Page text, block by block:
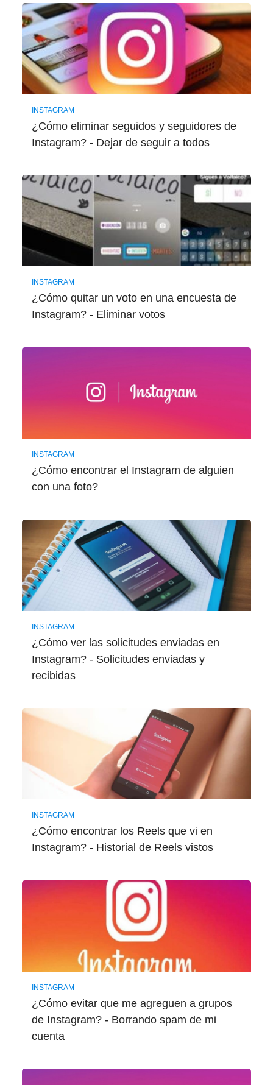
INSTAGRAM
¿Cómo eliminar seguidos y seguidores de
Instagram? - Dejar de seguir a todos
INSTAGRAM
¿Cómo quitar un voto en una encuesta de
Instagram? - Eliminar votos
INSTAGRAM
¿Cómo encontrar el Instagram de alguien
con una foto?
INSTAGRAM
¿Cómo ver las solicitudes enviadas en
Instagram? - Solicitudes enviadas y
recibidas
INSTAGRAM
¿Cómo encontrar los Reels que vi en
Instagram? - Historial de Reels vistos
INSTAGRAM
¿Cómo evitar que me agreguen a grupos
de Instagram? - Borrando spam de mi
cuenta